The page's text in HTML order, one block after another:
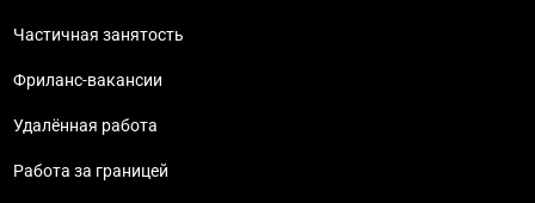
Частичная занятость
Фриланс-вакансии
Удалённая работа
Работа за границей